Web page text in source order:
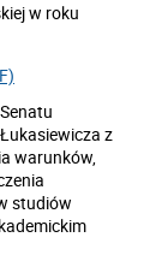
w roku
z
warunków,
studiów